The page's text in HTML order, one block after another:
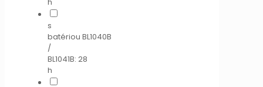
s
batériou BL1040B
/
BL1041B: 28
h